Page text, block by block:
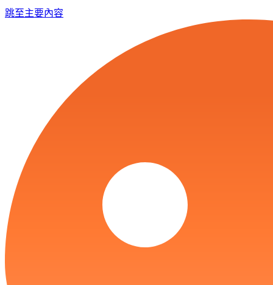
跳至主要內容